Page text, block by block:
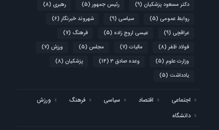
دکتر مسعود پزشکیان (9) رئیس جمهور (5) رهبری (8)
روابط عمومی (5) سیاسی (9) شهروند خبرنگار (6)
عراقچی (9) عیسی اروج زاده (5) فرهنگ (7)
فولاد ظفر (8) مالیات (7) مجلس (5) ورزش (7)
وزارت علوم (5) وعده صادق 3 (14) پزشکیان (8)
یادداشت (5)
اجتماعی اقتصاد سیاسی فرهنگ
ورزش
دانشگاه